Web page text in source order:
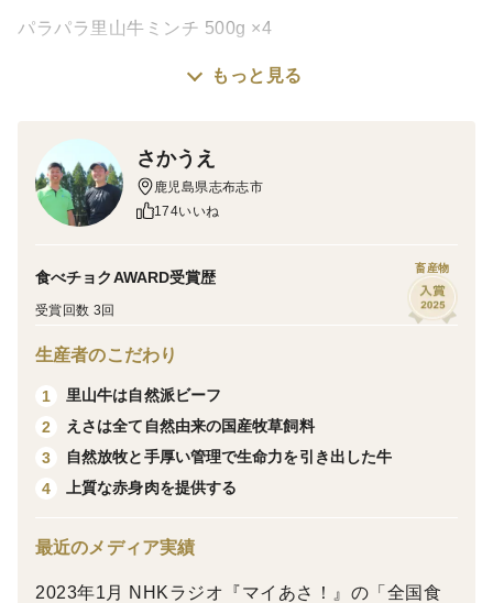
生日プレゼント」など
【有料ギフト対応】
ギフト商品以外の商品を選んで化粧箱にお入れしたい場合
は有料です。1ケースあたり別途200円～300円の料金で専
ください。
化粧箱６点以上のご注文の際も、事前にご相談ください。
【同梱物】
・里山牛紹介リーフレット
・解凍方法やレシピを記載した印刷物
・ご依頼主様からの贈り物であることを明記したカード
【お問い合わせ】
※順次回答のため、当日中にご返信できない場合があり
日曜日・年末年始（お問合せの回答・発送業務はお休み）
パラパラ里山牛ミンチ 500g ×4
アレンジ自由自在、肉感の強いヘルシーミンチ♪
ヘルシーな自然派黒毛和牛ミンチ肉です。
急速冷凍により一粒一粒がほぐれた状態で凍結されてい
るため、必要な分だけ取り出してお使いいただけます。
す。
ハンバーグ、そぼろ、ミートソースなど、さまざまなお
楽しみいただけます。
※開封後はお早めにお召し上がりください。
※解凍する場合は、別の容器に移し替えてください。
料（非遺伝子組み換え）のみを与え、穀物飼料は一切使
用せず、お客様の安心安全を追求しています。
もっと見る
さかうえ
鹿児島県志布志市
174いいね
食べチョクAWARD受賞歴
受賞回数 3回
畜産物
生産者のこだわり
1
里山牛は自然派ビーフ
2
えさは全て自然由来の国産牧草飼料
3
自然放牧と手厚い管理で生命力を引き出した牛
4
上質な赤身肉を提供する
最近のメディア実績
2023年1月 NHKラジオ『マイあさ！』の「全国食